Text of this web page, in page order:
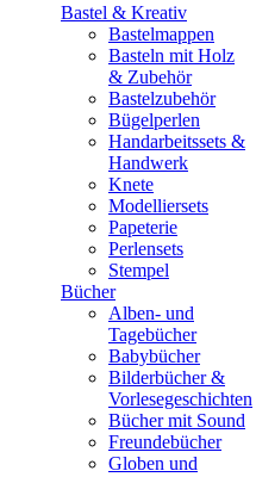
Bastel & Kreativ
Bastelmappen
Basteln mit Holz
& Zubehör
Bastelzubehör
Bügelperlen
Handarbeitssets &
Handwerk
Knete
Modelliersets
Papeterie
Perlensets
Stempel
Bücher
Alben- und
Tagebücher
Babybücher
Bilderbücher &
Vorlesegeschichten
Bücher mit Sound
Freundebücher
Globen und